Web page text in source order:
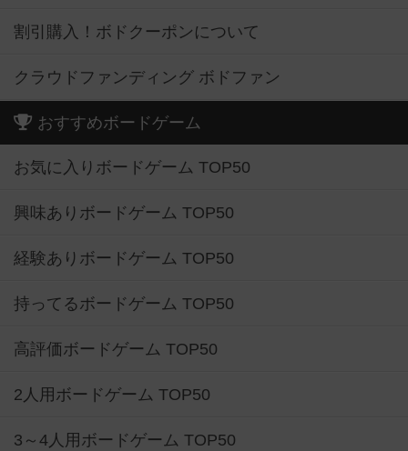
割引購入！ボドクーポンについて
クラウドファンディング ボドファン
おすすめボードゲーム
お気に入りボードゲーム TOP50
興味ありボードゲーム TOP50
経験ありボードゲーム TOP50
持ってるボードゲーム TOP50
高評価ボードゲーム TOP50
2人用ボードゲーム TOP50
3～4人用ボードゲーム TOP50